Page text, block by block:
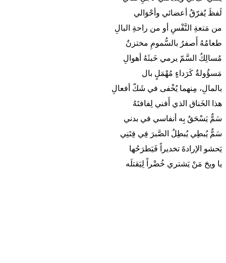
لَفظَ يُفرّقُ أعضائي وأحْوَالي
من مَتعةِ النَّفْسِ أو من راحةِ البالِ
طعامُهُ أَصفرُ بالسُّمومِ مختزنٌ
مُسالِكُ السَّمّ يرمي خَبثَهُ أهوالِ
مَسؤُولةٌ كَرَداءٍ مُهْمَلٍ بال
بالمالِ، مِنهما يُخْفى في شَكّ أفعالِ
هذا الخَناق الذي أَفني لِفافتَهُ
سَمٌّ يَسْحَقُ بِه أنفاسي في بدني
سَمٌّ يُبطِي يُبطِلُ الصَّبرَ فِي فِتَنِي
يَحشو الإرادةَ تخديراً فَيَطرَحُها
يا ويحَ مَنْ يَشتري خُضْراً لِيَقتلَه